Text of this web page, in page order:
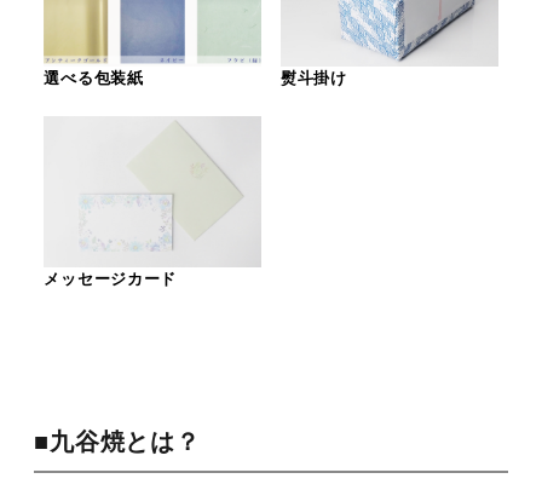
選べる包装紙 熨斗掛け
メッセージカード
■九谷焼とは？